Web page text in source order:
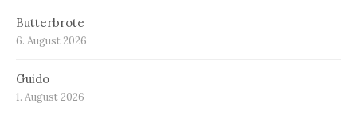
Butterbrote
6. August 2026
Guido
1. August 2026